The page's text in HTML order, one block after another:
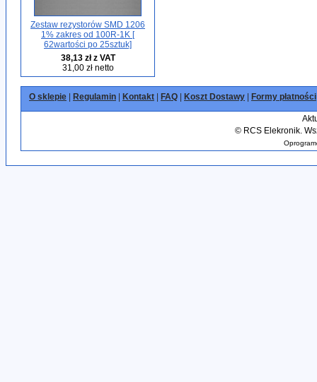
Zestaw rezystorów SMD 1206
1% zakres od 100R-1K [
62wartości po 25sztuk]
38,13 zł z VAT
31,00 zł netto
O sklepie Regulamin Kontakt FAQ Koszt Dostawy Formy płatności
©RCS Elekronik.